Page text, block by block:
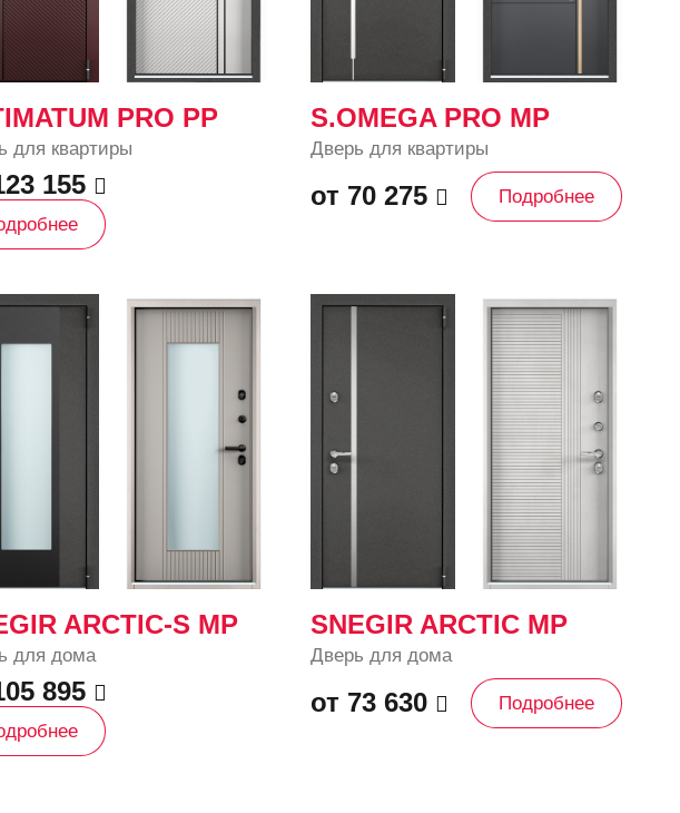
PRO PP
для квартиры
155
S.OMEGA PRO MP
Дверь для квартиры
от 70 275 Подробнее
ARCTIC-S MP
для дома
895
SNEGIR ARCTIC MP
Дверь для дома
от 73 630 Подробнее